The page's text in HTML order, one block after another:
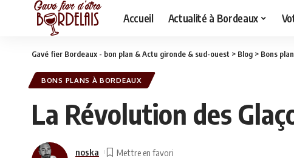
Accueil Actualité à Bordeaux
Gavé fier Bordeaux - bon plan & Actu gironde & sud-ouest > Blog > Bons
BONS PLANS À BORDEAUX
La Révolution des
noska